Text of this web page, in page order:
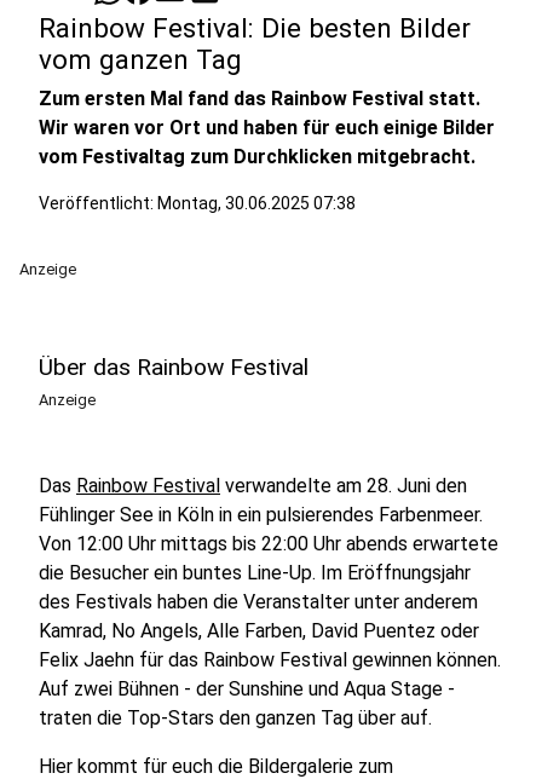
Rainbow Festival: Die besten Bilder
vom ganzen Tag
Zum ersten Mal fand das Rainbow Festival statt.
Wir waren vor Ort und haben für euch einige Bilder
vom Festivaltag zum Durchklicken mitgebracht.
Veröffentlicht: Montag, 30.06.2025 07:38
Anzeige
Über das Rainbow Festival
Anzeige
Das Rainbow Festival verwandelte am 28. Juni den
Fühlinger See in Köln in ein pulsierendes Farbenmeer.
Von 12:00 Uhr mittags bis 22:00 Uhr abends erwartete
die Besucher ein buntes Line-Up. Im Eröffnungsjahr
des Festivals haben die Veranstalter unter anderem
Kamrad, No Angels, Alle Farben, David Puentez oder
Felix Jaehn für das Rainbow Festival gewinnen können.
Auf zwei Bühnen - der Sunshine und Aqua Stage -
traten die Top-Stars den ganzen Tag über auf.
Hier kommt für euch die Bildergalerie zum